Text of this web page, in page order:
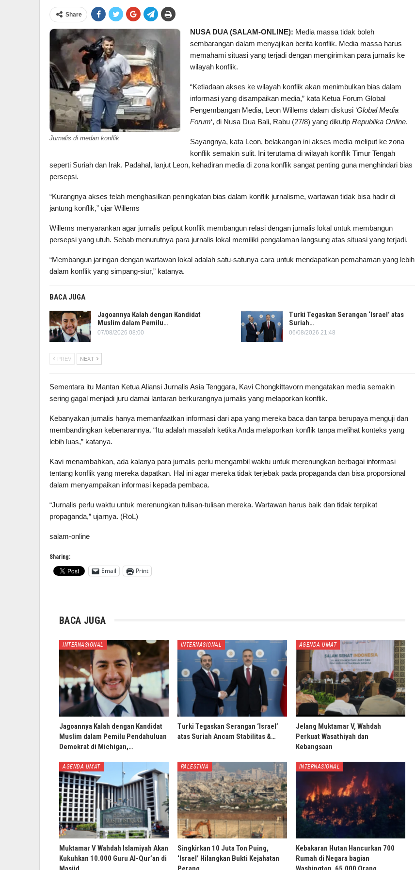
Share
Jurnalis di medan konflik
NUSA DUA (SALAM-ONLINE): Media massa tidak boleh
sembarangan dalam menyajikan berita konflik. Media massa harus
memahami situasi yang terjadi dengan mengirimkan para jurnalis ke
wilayah konflik.
“Ketiadaan akses ke wilayah konflik akan menimbulkan bias dalam
informasi yang disampaikan media,” kata Ketua Forum Global
Pengembangan Media, Leon Willems dalam diskusi ‘Global Media
Forum‘, di Nusa Dua Bali, Rabu (27/8) yang dikutip Republika Online.
Sayangnya, kata Leon, belakangan ini akses media meliput ke zona
konflik semakin sulit. Ini terutama di wilayah konflik Timur Tengah
seperti Suriah dan Irak. Padahal, lanjut Leon, kehadiran media di zona konflik sangat penting guna menghindari bias
persepsi.
“Kurangnya akses telah menghasilkan peningkatan bias dalam konflik jurnalisme, wartawan tidak bisa hadir di
jantung konflik,” ujar Willems
Willems menyarankan agar jurnalis peliput konflik membangun relasi dengan jurnalis lokal untuk membangun
persepsi yang utuh. Sebab menurutnya para jurnalis lokal memiliki pengalaman langsung atas situasi yang terjadi.
“Membangun jaringan dengan wartawan lokal adalah satu-satunya cara untuk mendapatkan pemahaman yang lebih
dalam konflik yang simpang-siur,” katanya.
BACA JUGA
Jagoannya Kalah dengan Kandidat
Muslim dalam Pemilu…
07/08/2026 08:00
Turki Tegaskan Serangan ‘Israel’ atas
Suriah…
06/08/2026 21:48
PREV NEXT
Sementara itu Mantan Ketua Aliansi Jurnalis Asia Tenggara, Kavi Chongkittavorn mengatakan media semakin
sering gagal menjadi juru damai lantaran berkurangnya jurnalis yang melaporkan konflik.
Kebanyakan jurnalis hanya memanfaatkan informasi dari apa yang mereka baca dan tanpa berupaya menguji dan
membandingkan kebenarannya. “Itu adalah masalah ketika Anda melaporkan konflik tanpa melihat konteks yang
lebih luas,” katanya.
Kavi menambahkan, ada kalanya para jurnalis perlu mengambil waktu untuk merenungkan berbagai informasi
tentang konflik yang mereka dapatkan. Hal ini agar mereka tidak terjebak pada propaganda dan bisa proporsional
dalam menyampaikan informasi kepada pembaca.
“Jurnalis perlu waktu untuk merenungkan tulisan-tulisan mereka. Wartawan harus baik dan tidak terpikat
propaganda,” ujarnya. (RoL)
salam-online
Sharing:
Email Print
BACA JUGA
INTERNASIONAL
Jagoannya Kalah dengan Kandidat
Muslim dalam Pemilu Pendahuluan
Demokrat di Michigan,…
INTERNASIONAL
Turki Tegaskan Serangan ‘Israel’
atas Suriah Ancam Stabilitas &…
AGENDA UMAT
Jelang Muktamar V, Wahdah
Perkuat Wasathiyah dan
Kebangsaan
AGENDA UMAT
Muktamar V Wahdah Islamiyah Akan
Kukuhkan 10.000 Guru Al-Qur’an di
PALESTINA
Singkirkan 10 Juta Ton Puing,
‘Israel’ Hilangkan Bukti Kejahatan
INTERNASIONAL
Kebakaran Hutan Hancurkan 700
Rumah di Negara bagian